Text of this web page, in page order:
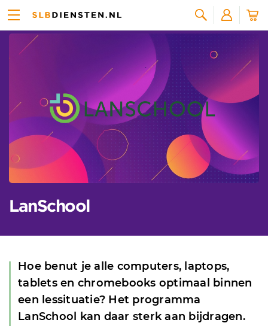
Zoeken
Alle leveranciers
LanSchool
Hoe benut je alle computers, laptops,
tablets en chromebooks optimaal binnen
een lessituatie? Het programma
LanSchool kan daar sterk aan bijdragen.